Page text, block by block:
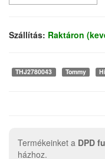
Szállítás: Raktáron
THJ2780043 Tommy
Termékeinket a DPD
házhoz.